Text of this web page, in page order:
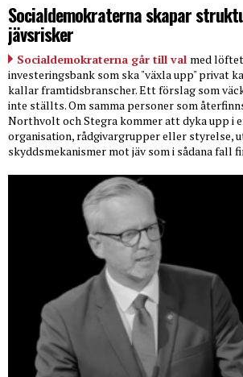
Socialdemokraterna skapar
jävsrisker
Socialdemokraterna går till val med
investeringsbank som ska "växla upp" privat
kallar framtidsbranscher. Ett förslag som
inte ställts. Om samma personer som
Northvolt och Stegra kommer att dyka upp i
organisation, rådgivargrupper eller styrelse,
skyddsmekanismer mot jäv som i sådana fall